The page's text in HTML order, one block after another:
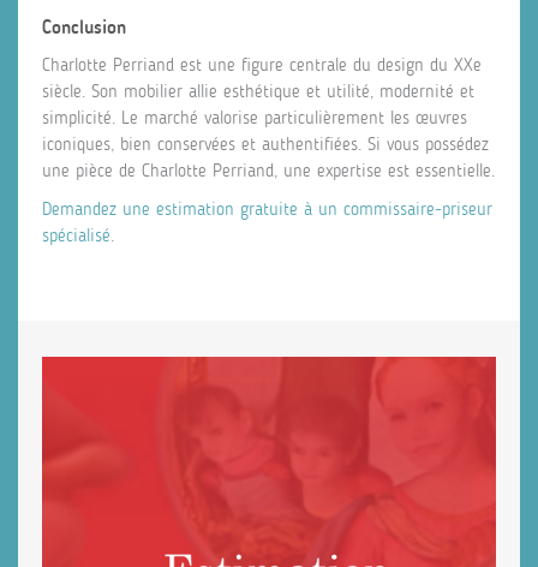
Conclusion
Charlotte Perriand est une figure centrale du design du XXe
siècle. Son mobilier allie esthétique et utilité, modernité et
simplicité. Le marché valorise particulièrement les œuvres
iconiques, bien conservées et authentifiées. Si vous possédez
une pièce de Charlotte Perriand, une expertise est essentielle.
Demandez une estimation gratuite à un commissaire‑priseur
spécialisé.